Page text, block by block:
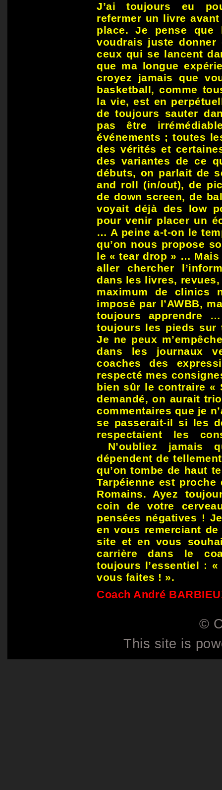
J’ai toujours eu
refermer un livre
place. Je pense que
voudrais juste
ceux qui se lancent
que ma longue
croyez jamais que
basketball, comme
la vie, est en
de toujours sauter
pas être
événements ; toutes
des vérités et
des variantes de ce
débuts, on parlait de
and roll (in/out), de
de down screen, de
voyait déjà des low
pour venir placer un
… A peine a-t-on le
qu’on nous propose
le « tear drop » …
aller chercher
dans les livres,
maximum de clinics
imposé par l’AWBB,
toujours apprendre
toujours les pieds sur
Je ne peux
dans les journaux
coaches des
respecté mes
bien sûr le contraire «
demandé, on aurait
commentaires que je
se passerait-il si les
respectaient les
N’oubliez jamais
dépendent de
qu’on tombe de haut
Tarpéienne est
Romains. Ayez
coin de votre
pensées négatives !
en vous remerciant
site et en vous
carrière dans le
toujours l’essentiel :
vous faites ! ».
Coach André
©
This site is